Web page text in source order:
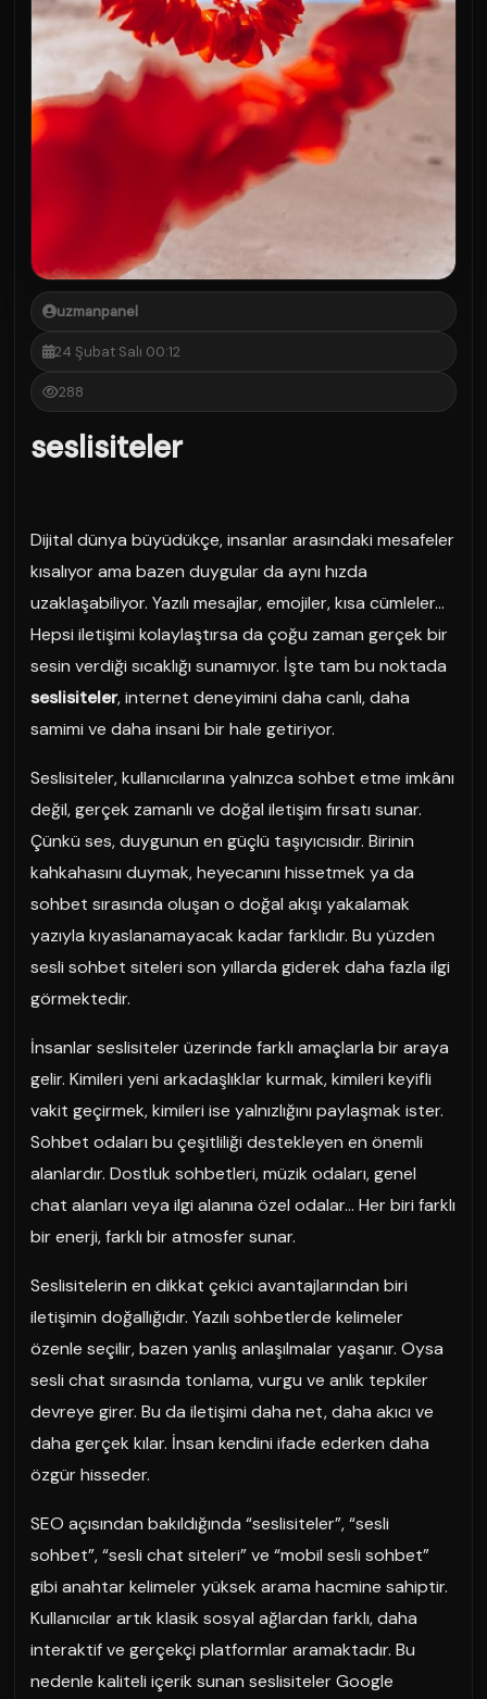
uzmanpanel
24 Şubat Salı 00:12
288
seslisiteler
Dijital dünya büyüdükçe, insanlar arasındaki mesafeler
kısalıyor ama bazen duygular da aynı hızda
uzaklaşabiliyor. Yazılı mesajlar, emojiler, kısa cümleler…
Hepsi iletişimi kolaylaştırsa da çoğu zaman gerçek bir
sesin verdiği sıcaklığı sunamıyor. İşte tam bu noktada
seslisiteler, internet deneyimini daha canlı, daha
samimi ve daha insani bir hale getiriyor.
Seslisiteler, kullanıcılarına yalnızca sohbet etme imkânı
değil, gerçek zamanlı ve doğal iletişim fırsatı sunar.
Çünkü ses, duygunun en güçlü taşıyıcısıdır. Birinin
kahkahasını duymak, heyecanını hissetmek ya da
sohbet sırasında oluşan o doğal akışı yakalamak
yazıyla kıyaslanamayacak kadar farklıdır. Bu yüzden
sesli sohbet siteleri son yıllarda giderek daha fazla ilgi
görmektedir.
İnsanlar seslisiteler üzerinde farklı amaçlarla bir araya
gelir. Kimileri yeni arkadaşlıklar kurmak, kimileri keyifli
vakit geçirmek, kimileri ise yalnızlığını paylaşmak ister.
Sohbet odaları bu çeşitliliği destekleyen en önemli
alanlardır. Dostluk sohbetleri, müzik odaları, genel
chat alanları veya ilgi alanına özel odalar… Her biri farklı
bir enerji, farklı bir atmosfer sunar.
Seslisitelerin en dikkat çekici avantajlarından biri
iletişimin doğallığıdır. Yazılı sohbetlerde kelimeler
özenle seçilir, bazen yanlış anlaşılmalar yaşanır. Oysa
sesli chat sırasında tonlama, vurgu ve anlık tepkiler
devreye girer. Bu da iletişimi daha net, daha akıcı ve
daha gerçek kılar. İnsan kendini ifade ederken daha
özgür hisseder.
SEO açısından bakıldığında “seslisiteler”, “sesli
sohbet”, “sesli chat siteleri” ve “mobil sesli sohbet”
gibi anahtar kelimeler yüksek arama hacmine sahiptir.
Kullanıcılar artık klasik sosyal ağlardan farklı, daha
interaktif ve gerçekçi platformlar aramaktadır. Bu
nedenle kaliteli içerik sunan seslisiteler Google